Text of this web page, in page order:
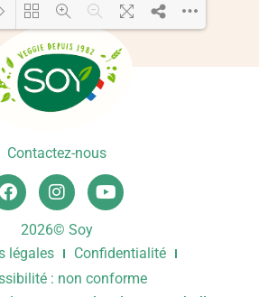
Loading PDF 55% ...
Contactez-nous
2026© Soy
légales
Confidentialité
: non conforme